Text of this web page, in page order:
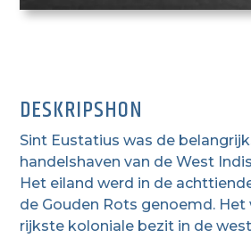
DESKRIPSHON
Sint Eustatius was de
handelshaven van de West
Het eiland werd in de
de Gouden Rots genoemd.
rijkste koloniale bezit in de